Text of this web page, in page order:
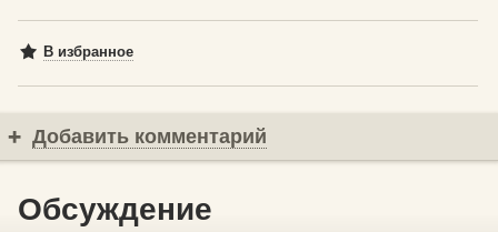
В избранное
Добавить комментарий
Обсуждение